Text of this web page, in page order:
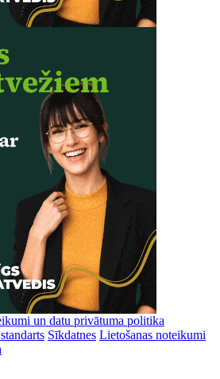
un datu privātuma politika
Sīkdatnes Lietošanas noteikumi